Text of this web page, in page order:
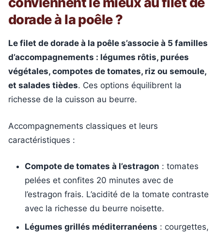
dorade à la poêle ?
Le filet de dorade à la poêle s’associe à 5 familles
d’accompagnements : légumes rôtis, purées
végétales, compotes de tomates, riz ou semoule,
et salades tièdes. Ces options équilibrent la
richesse de la cuisson au beurre.
Accompagnements classiques et leurs
caractéristiques :
Compote de tomates à l’estragon : tomates
pelées et confites 20 minutes avec de
l’estragon frais. L’acidité de la tomate contraste
avec la richesse du beurre noisette.
Légumes grillés méditerranéens : courgettes,